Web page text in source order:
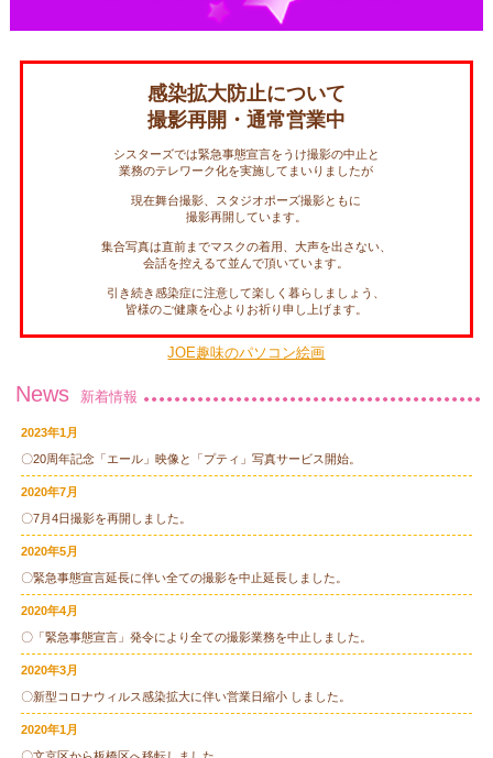
感染拡大防止について
撮影再開・通常営業中
シスターズでは緊急事態宣言をうけ撮影の中止と
業務のテレワーク化を実施してまいりましたが
現在舞台撮影、スタジオポーズ撮影ともに
撮影再開しています。
集合写真は直前までマスクの着用、大声を出さない、
会話を控えるて並んで頂いています。
引き続き感染症に注意して楽しく暮らしましょう、
皆様のご健康を心よりお祈り申し上げます。
JOE趣味のパソコン絵画
News 新着情報
2023年1月
〇20周年記念「エール」映像と「プティ」写真サービス開始。
2020年7月
〇7月4日撮影を再開しました。
2020年5月
〇緊急事態宣言延長に伴い全ての撮影を中止延長しました。
2020年4月
〇「緊急事態宣言」発令により全ての撮影業務を中止しました。
2020年3月
〇新型コロナウィルス感染拡大に伴い営業日縮小 しました。
2020年1月